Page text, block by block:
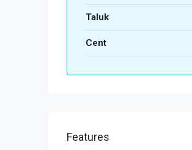
Taluk
Cent
Features